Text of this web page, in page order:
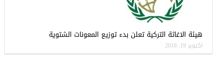
هيئة الاغاثة التركية تعلن بدء توزيع المعونات الشتوية
أكتوبر 19, 2018